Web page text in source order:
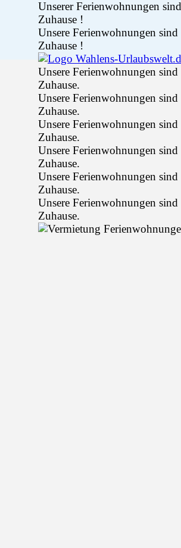
Direkt zum Seiteninhalt
Unserer Ferienwohnungen
Zuhause !
Unsere Ferienwohnungen sind
Zuhause !
Unsere Ferienwohnungen sind
Zuhause.
Unsere Ferienwohnungen sind
Zuhause.
Unsere Ferienwohnungen sind
Zuhause.
Unsere Ferienwohnungen sind
Zuhause.
Unsere Ferienwohnungen sind
Zuhause.
Unsere Ferienwohnungen sind
Zuhause.